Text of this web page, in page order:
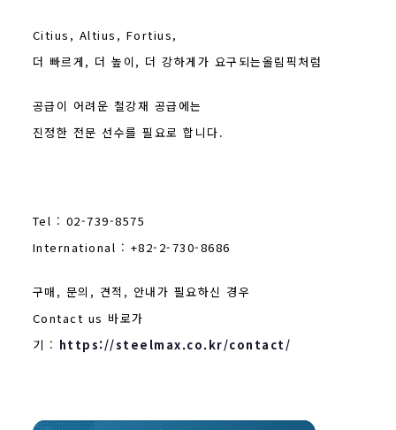
Citius, Altius, Fortius,
더 빠르게, 더 높이, 더 강하게가 요구되는올림픽처럼
공급이 어려운 철강재 공급에는
진정한 전문 선수를 필요로 합니다.
Tel : 02-739-8575
International : +82-2-730-8686
구매, 문의, 견적, 안내가 필요하신 경우
Contact us 바로가
기 : https://steelmax.co.kr/contact/